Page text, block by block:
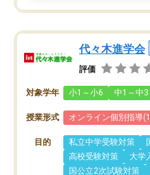
代々木進学会
評価
対象学年 小1～小6 中1～中3
授業形式 オンライン個別指導
目的 私立中学受験対策
高校受験対策
大学
国公立2次試験対策